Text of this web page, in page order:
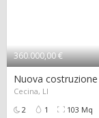
360.000,00 €
Nuova costruzione
Cecina, LI
2
1 103 Mq